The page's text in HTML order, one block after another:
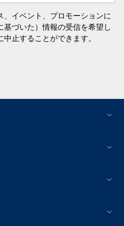
、イベント、プロモーションに
基づいた）情報の受信を希望し
止することができます。